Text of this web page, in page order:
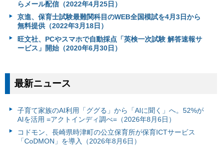
らメール配信（2022年4月25日）
京進、保育士試験最難関科目のWEB全国模試を4月3日から
無料提供（2022年3月18日）
旺文社、PCやスマホで自動採点「英検一次試験 解答速報サ
ービス」開始（2020年6月30日）
最新ニュース
子育て家族のAI利用「ググる」から「AIに聞く」へ。52%が
AIを活用 =アクトインディ調べ=（2026年8月6日）
コドモン、長崎県時津町の公立保育所が保育ICTサービス
「CoDMON」を導入（2026年8月6日）